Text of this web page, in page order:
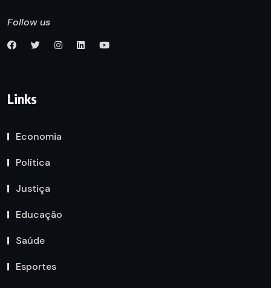
Follow us
Links
Economia
Política
Justiça
Educação
Saúde
Esportes